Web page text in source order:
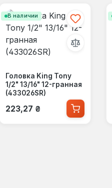
В наличии
Головка King Tony
1/2" 13/16" 12-гранная
(433026SR)
Обычная цена:
223,27 ₴